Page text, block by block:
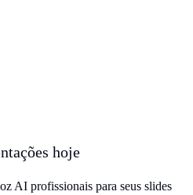
hoje
AI profissionais para seus slides